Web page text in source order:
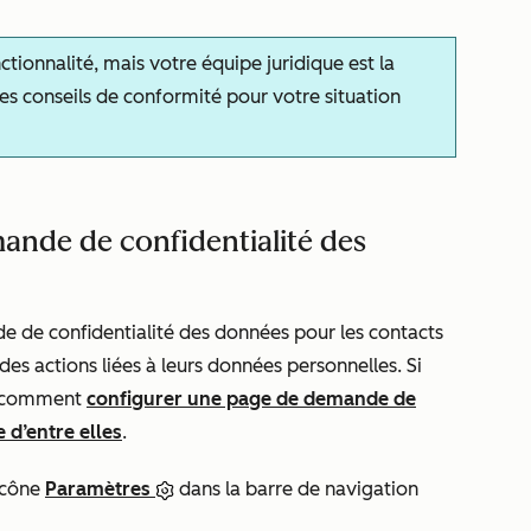
mais votre équipe juridique est la
conseils de conformité pour votre situation
de confidentialité des
de confidentialité des données pour les contacts
actions liées à leurs données personnelles. Si
configurer une page de demande de
elles.
Paramètres dans la barre de navigation